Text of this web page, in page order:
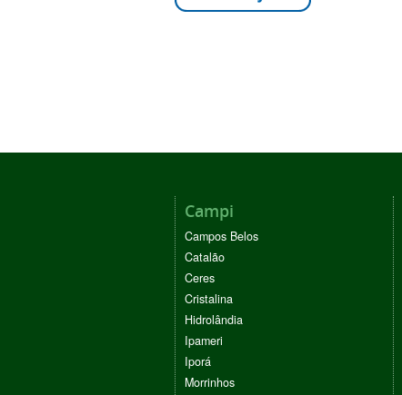
Campi
Campos Belos
Catalão
Ceres
Cristalina
Hidrolândia
Ipameri
Iporá
Morrinhos